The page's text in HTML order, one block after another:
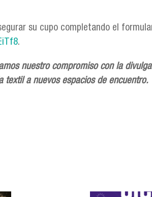
su cupo completando el
.
nuestro compromiso con la
textil a nuevos espacios de encuentro.